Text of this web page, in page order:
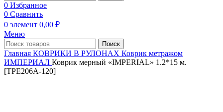
0 Избранное
0 Сравнить
0 элемент 0,00 ₽
Меню
Поиск
Главная КОВРИКИ В РУЛОНАХ Коврик метражом
ИМПЕРИАЛ Коврик мерный «IMPERIAL» 1.2*15 м.
[TPE206A-120]